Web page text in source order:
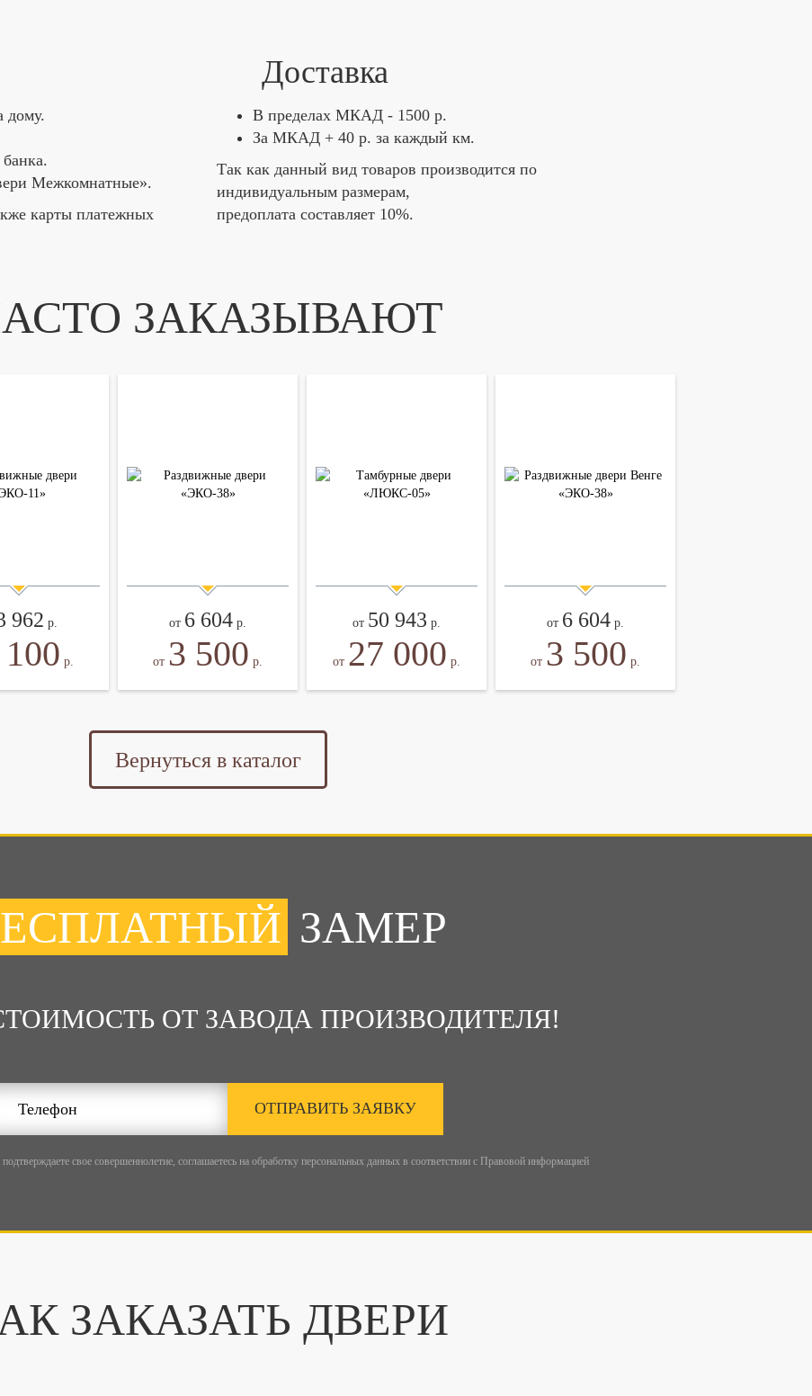
дому.
Межкомнатные».
карты платежных
Доставка
В пределах МКАД - 1500 р.
За МКАД + 40 р. за каждый км.
Так как данный вид товаров производится по
индивидуальным размерам,
предоплата составляет 10%.
ЗАКАЗЫВАЮТ
962 р.
р.
от 6 604 р.
от 3 500 р.
от 50 943 р.
от 27 000 р.
от 6 604 р.
от 3 500 р.
Вернуться в каталог
ЗАМЕР
ОТ ЗАВОДА ПРОИЗВОДИТЕЛЯ!
ОТПРАВИТЬ ЗАЯВКУ
свое совершеннолетие, соглашаетесь на обработку персональных данных в соответствии с Правовой информацией
ЗАКАЗАТЬ ДВЕРИ